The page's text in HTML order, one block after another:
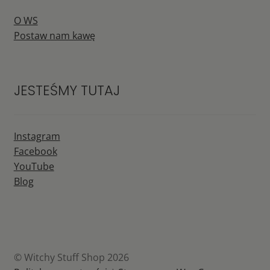
O WS
Postaw nam kawę
JESTEŚMY TUTAJ
Instagram
Facebook
YouTube
Blog
© Witchy Stuff Shop 2026